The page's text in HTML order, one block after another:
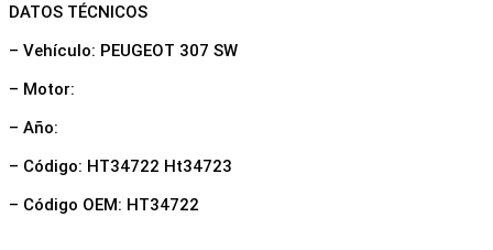
DATOS TÉCNICOS
– Vehículo: PEUGEOT 307 SW
– Motor:
– Año:
– Código: HT34722 Ht34723
– Código OEM: HT34722